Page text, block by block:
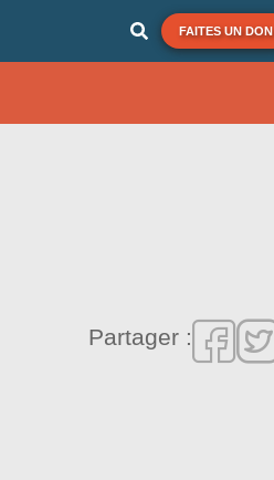
FAITES UN DON
Partager :